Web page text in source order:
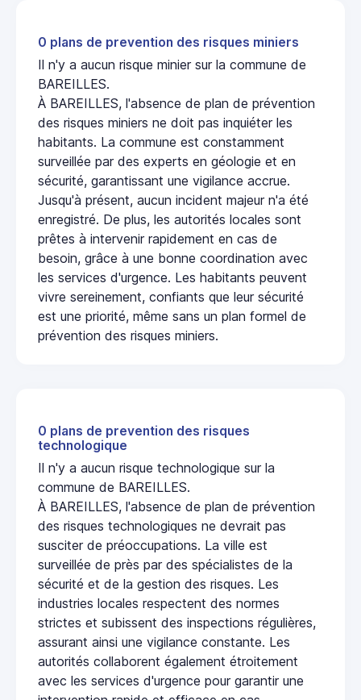
0 plans de prevention des risques miniers
Il n'y a aucun risque minier sur la commune de
BAREILLES.
À BAREILLES, l'absence de plan de prévention
des risques miniers ne doit pas inquiéter les
habitants. La commune est constamment
surveillée par des experts en géologie et en
sécurité, garantissant une vigilance accrue.
Jusqu'à présent, aucun incident majeur n'a été
enregistré. De plus, les autorités locales sont
prêtes à intervenir rapidement en cas de
besoin, grâce à une bonne coordination avec
les services d'urgence. Les habitants peuvent
vivre sereinement, confiants que leur sécurité
est une priorité, même sans un plan formel de
prévention des risques miniers.
0 plans de prevention des risques
technologique
Il n'y a aucun risque technologique sur la
commune de BAREILLES.
À BAREILLES, l'absence de plan de prévention
des risques technologiques ne devrait pas
susciter de préoccupations. La ville est
surveillée de près par des spécialistes de la
sécurité et de la gestion des risques. Les
industries locales respectent des normes
strictes et subissent des inspections régulières,
assurant ainsi une vigilance constante. Les
autorités collaborent également étroitement
avec les services d'urgence pour garantir une